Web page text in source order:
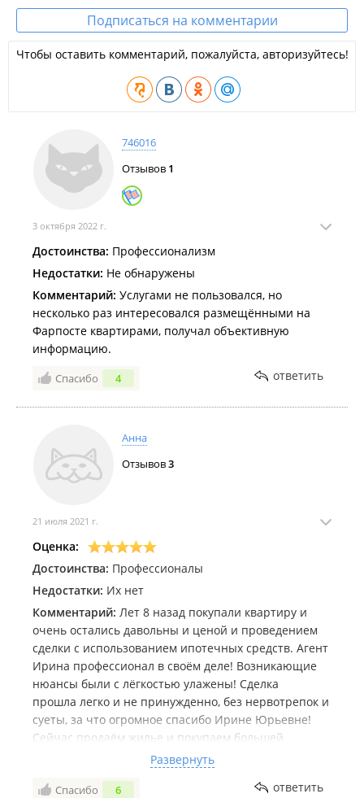
Подписаться на комментарии
Чтобы оставить комментарий, пожалуйста, авторизуйтесь!
746016
Отзывов 1
3 октября 2022 г.
Достоинства: Профессионализм
Недостатки: Не обнаружены
Комментарий: Услугами не пользовался, но
несколько раз интересовался размещёнными на
Фарпосте квартирами, получал объективную
информацию.
Спасибо 4 ответить
Анна
Отзывов3
21 июля 2021 г.
Оценка:
Достоинства: Профессионалы
Недостатки: Их нет
Комментарий: Лет 8 назад покупали квартиру и
очень остались давольны и ценой и проведением
сделки с использованием ипотечных средств. Агент
Ирина профессионал в своём деле! Возникающие
нюансы были с лёгкостью улажены! Сделка
прошла легко и не принужденно, без нервотрепок и
суеты, за что огромное спасибо Ирине Юрьевне!
Сейчас продаём жилье и покупаем большей
площади. Не сомневаюсь, что на этот раз все
Развернуть
Спасибо 6 ответить